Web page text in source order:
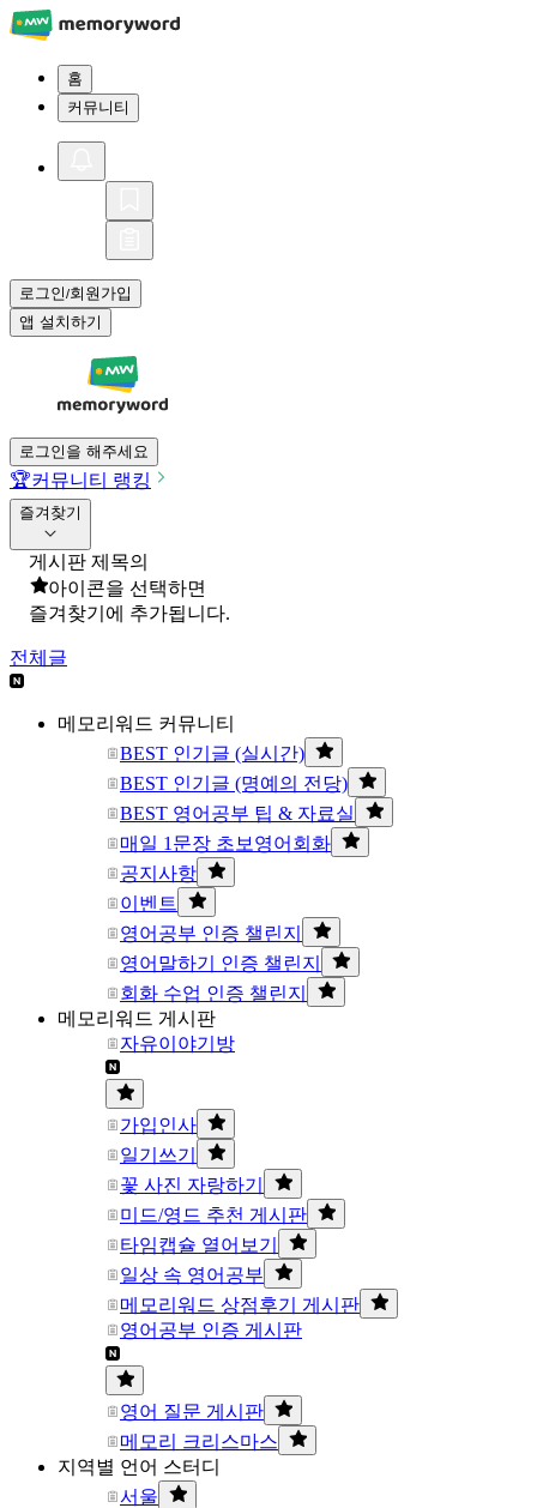
홈
커뮤니티
로그인/회원가입
앱 설치하기
로그인을 해주세요
🏆커뮤니티 랭킹
즐겨찾기
게시판 제목의
아이콘을 선택하면
즐겨찾기에 추가됩니다.
전체글
메모리워드 커뮤니티
BEST 인기글 (실시간)
BEST 인기글 (명예의 전당)
BEST 영어공부 팁 & 자료실
매일 1문장 초보영어회화
공지사항
이벤트
영어공부 인증 챌린지
영어말하기 인증 챌린지
회화 수업 인증 챌린지
메모리워드 게시판
자유이야기방
가입인사
일기쓰기
꽃 사진 자랑하기
미드/영드 추천 게시판
타임캡슐 열어보기
일상 속 영어공부
메모리워드 상점후기 게시판
영어공부 인증 게시판
영어 질문 게시판
메모리 크리스마스
지역별 언어 스터디
서울